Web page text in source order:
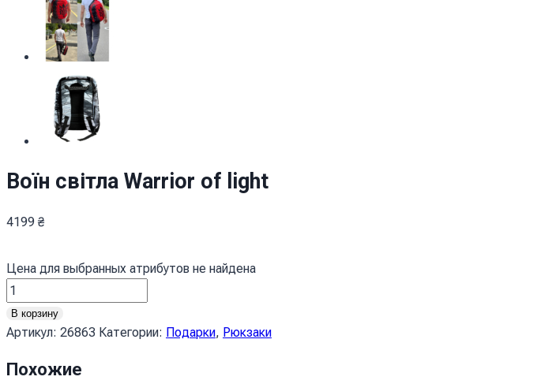
Воїн світла Warrior of light
4199 ₴
Цена для выбранных атрибутов не найдена
Количество
товара
Воїн
Warrior
В корзину
Артикул: 26863 Категории: Подарки, Рюкзаки
Похожие